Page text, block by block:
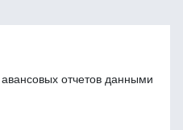
отчетов данными